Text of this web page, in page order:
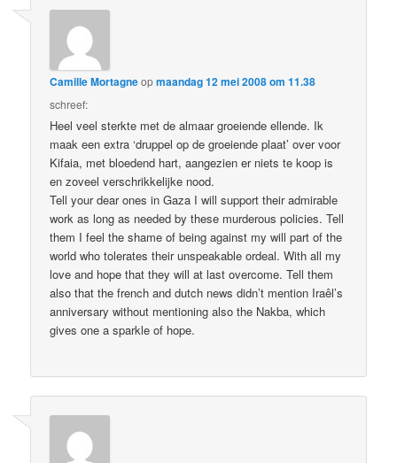
Camille Mortagneopmaandag 12 mei 2008 om 11.38
schreef:
Heel veel sterkte met de almaar groeiende ellende. Ik
maak een extra ‘druppel op de groeiende plaat’ over voor
Kifaia, met bloedend hart, aangezien er niets te koop is
en zoveel verschrikkelijke nood.
Tell your dear ones in Gaza I will support their admirable
work as long as needed by these murderous policies. Tell
them I feel the shame of being against my will part of the
world who tolerates their unspeakable ordeal. With all my
love and hope that they will at last overcome. Tell them
also that the french and dutch news didn’t mention Iraêl’s
anniversary without mentioning also the Nakba, which
gives one a sparkle of hope.